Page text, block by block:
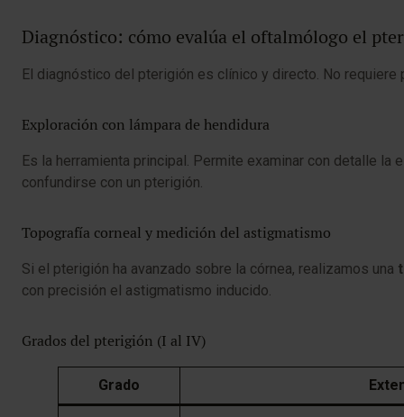
Diagnóstico: cómo evalúa el oftalmólogo el
El diagnóstico del pterigión es clínico y directo. No requiere
Exploración con lámpara de hendidura
Es la herramienta principal. Permite examinar con detalle
confundirse con un pterigión.
Topografía corneal y medición del astigmatismo
Si el pterigión ha avanzado sobre la córnea, realizamos una
con precisión el astigmatismo inducido.
Grados del pterigión (I al IV)
Grado